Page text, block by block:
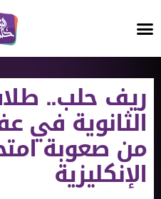
ريف حلب..
الثانوية في
من صعوبة
الإنكليزية